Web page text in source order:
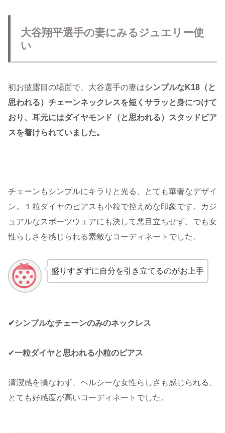
大谷翔平選手の妻にみるジュエリー使
い
初お披露目の場面で、大谷選手の妻はシンプルなK18（と
思われる）チェーンネックレスを短くサラッと身につけて
おり、耳元にはダイヤモンド（と思われる）スタッドピア
スを着けられていました。
チェーンもシンプルにキラりと光る、とても華奢なデザイ
ン。１粒ダイヤのピアスも小粒で控えめな印象です。カジ
ュアルなスポーツウェアにも決して悪目立ちせず、でも女
性らしさを感じられる素敵なコーディネートでした。
盛りすぎずに自分を引き立てるのがお上手
✔︎シンプルなチェーンのみのネックレス
✔︎一粒ダイヤと思われる小粒のピアス
清潔感を損なわず、ヘルシーな女性らしさも感じられる、
とても好感度が高いコーディネートでした。